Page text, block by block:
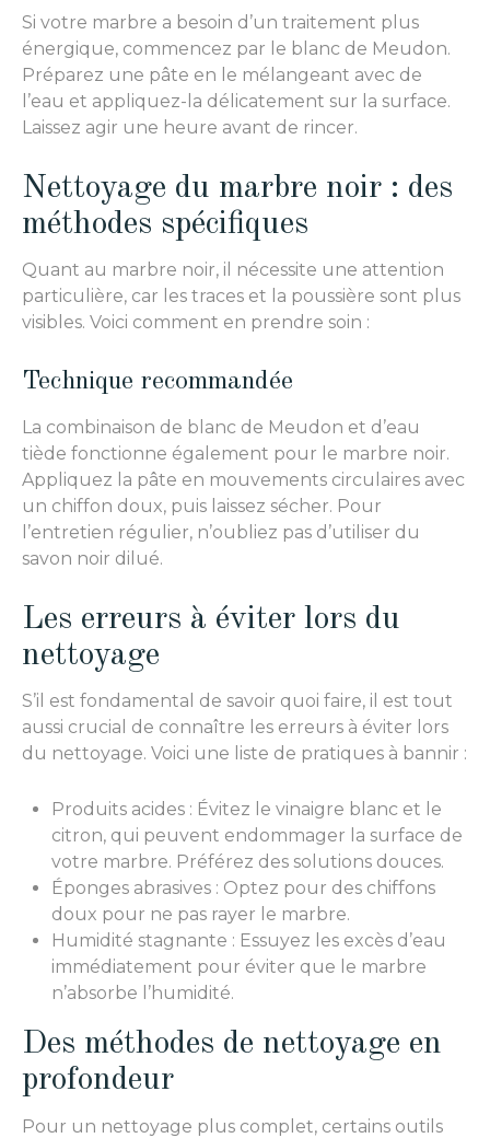
Si votre marbre a besoin d’un traitement plus
énergique, commencez par le blanc de Meudon.
Préparez une pâte en le mélangeant avec de
l’eau et appliquez-la délicatement sur la surface.
Laissez agir une heure avant de rincer.
Nettoyage du marbre noir : des
méthodes spécifiques
Quant au marbre noir, il nécessite une attention
particulière, car les traces et la poussière sont plus
visibles. Voici comment en prendre soin :
Technique recommandée
La combinaison de blanc de Meudon et d’eau
tiède fonctionne également pour le marbre noir.
Appliquez la pâte en mouvements circulaires avec
un chiffon doux, puis laissez sécher. Pour
l’entretien régulier, n’oubliez pas d’utiliser du
savon noir dilué.
Les erreurs à éviter lors du
nettoyage
S’il est fondamental de savoir quoi faire, il est tout
aussi crucial de connaître les erreurs à éviter lors
du nettoyage. Voici une liste de pratiques à bannir :
Produits acides : Évitez le vinaigre blanc et le
citron, qui peuvent endommager la surface de
votre marbre. Préférez des solutions douces.
Éponges abrasives : Optez pour des chiffons
doux pour ne pas rayer le marbre.
Humidité stagnante : Essuyez les excès d’eau
immédiatement pour éviter que le marbre
n’absorbe l’humidité.
Des méthodes de nettoyage en
profondeur
Pour un nettoyage plus complet, certains outils